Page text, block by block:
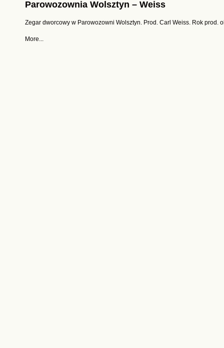
Parowozownia Wolsztyn – Weiss
Zegar dworcowy w Parowozowni Wolsztyn. Prod. Carl Weiss. Rok prod.
More...